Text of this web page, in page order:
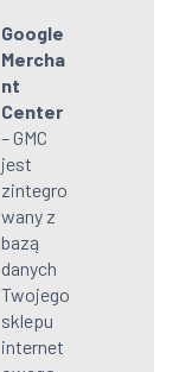
Google
Mercha
nt
Center
– GMC
jest
zintegro
wany z
bazą
danych
Twojego
sklepu
internet